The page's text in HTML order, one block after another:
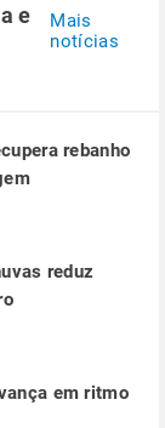
e
Mais
notícias
rebanho
reduz
em ritmo